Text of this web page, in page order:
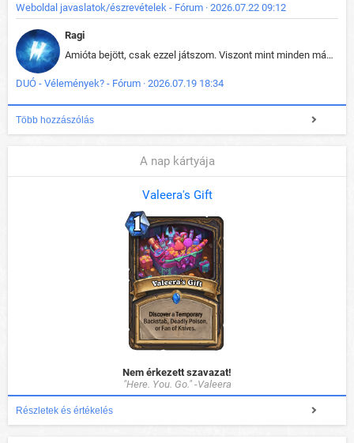
Weboldal javaslatok/észrevételek - Fórum · 2026.07.22 09:12
Ragi
Amióta bejött, csak ezzel játszom. Viszont mint minden más - akár az alapjáték is, ez is baromira összetett lett. Néha már pár kör után is esélytelen az egész. Vagy irreállisan túltápol valaki, vagy lelép a partner, vagy csak hülye mint a segg. És amikor eljönne az én időm, na akkor jön el mindenki másé is. Engem jobban érdekelne, hogy ki milyen ratingen szokott játszani. Na ez lenne egy érdekes adat.
DUÓ - Vélemények? - Fórum · 2026.07.19 18:34
Több hozzászólás
A nap kártyája
Valeera's Gift
Nem érkezett szavazat!
"Here. You. Go." -Valeera
Részletek és értékelés